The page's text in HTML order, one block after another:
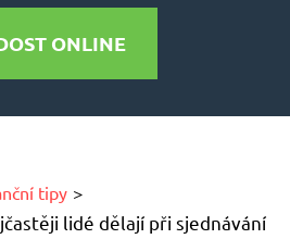
ONLINE
tipy
lidé dělají při sjednávání